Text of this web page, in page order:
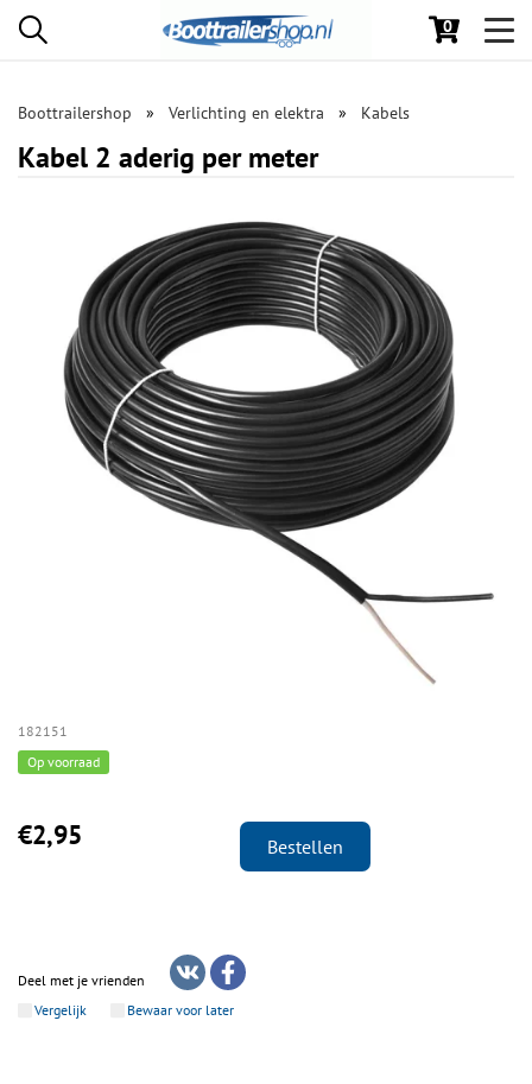
0
Boottrailershop Verlichting en elektra Kabels
Kabel 2 aderig per meter
182151
Op voorraad
€2,95 Bestellen
Deel met je vrienden
Vergelijk
Bewaar voor later